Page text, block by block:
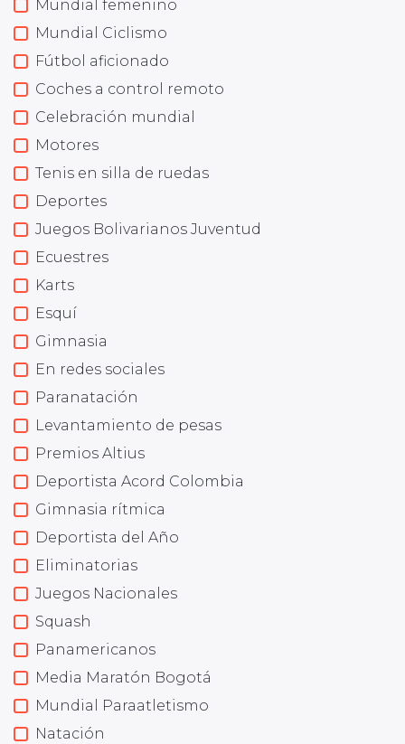
Mundial femenino
Mundial Ciclismo
Fútbol aficionado
Coches a control remoto
Celebración mundial
Motores
Tenis en silla de ruedas
Deportes
Juegos Bolivarianos Juventud
Ecuestres
Karts
Esquí
Gimnasia
En redes sociales
Paranatación
Levantamiento de pesas
Premios Altius
Deportista Acord Colombia
Gimnasia rítmica
Deportista del Año
Eliminatorias
Juegos Nacionales
Squash
Panamericanos
Media Maratón Bogotá
Mundial Paraatletismo
Natación